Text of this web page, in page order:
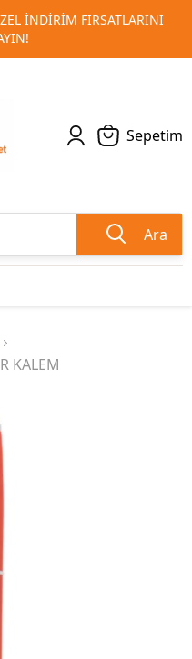
PROMOSYON VE MATBAA
Sepetim
Ara
KALEM